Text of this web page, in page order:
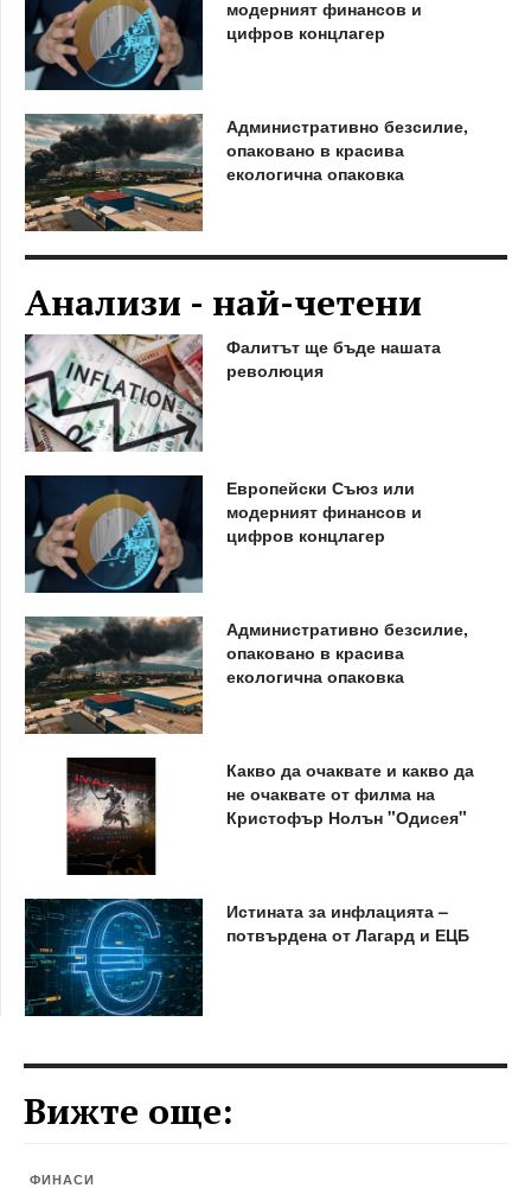
модерният финансов и
цифров концлагер
Административно безсилие,
опаковано в красива
екологична опаковка
Анализи - най-четени
Фалитът ще бъде нашата
революция
Европейски Съюз или
модерният финансов и
цифров концлагер
Административно безсилие,
опаковано в красива
екологична опаковка
Какво да очаквате и какво да
не очаквате от филма на
Кристофър Нолън "Одисея"
Истината за инфлацията –
потвърдена от Лагард и ЕЦБ
Вижте още:
ФИНАСИ